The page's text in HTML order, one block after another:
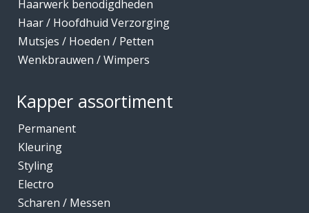
Haarwerk benodigdheden
Haar / Hoofdhuid Verzorging
Mutsjes / Hoeden / Petten
Wenkbrauwen / Wimpers
Kapper assortiment
Permanent
Kleuring
Styling
Electro
Scharen / Messen